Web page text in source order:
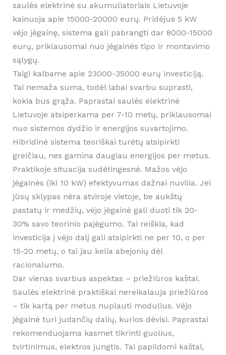
saulės elektrinė su akumuliatoriais Lietuvoje
kainuoja apie 15000-20000 eurų. Pridėjus 5 kW
vėjo jėgainę, sistema gali pabrangti dar 8000-15000
eurų, priklausomai nuo jėgainės tipo ir montavimo
sąlygų.
Taigi kalbame apie 23000-35000 eurų investiciją.
Tai nemaža suma, todėl labai svarbu suprasti,
kokia bus grąža. Paprastai saulės elektrinė
Lietuvoje atsiperkama per 7-10 metų, priklausomai
nuo sistemos dydžio ir energijos suvartojimo.
Hibridinė sistema teoriškai turėtų atsipirkti
greičiau, nes gamina daugiau energijos per metus.
Praktikoje situacija sudėtingesnė. Mažos vėjo
jėgainės (iki 10 kW) efektyvumas dažnai nuvilia. Jei
jūsų sklypas nėra atviroje vietoje, be aukštų
pastatų ir medžių, vėjo jėgainė gali duoti tik 20-
30% savo teorinio pajėgumo. Tai reiškia, kad
investicija į vėjo dalį gali atsipirkti ne per 10, o per
15-20 metų, o tai jau kelia abejonių dėl
racionalumo.
Dar vienas svarbus aspektas – priežiūros kaštai.
Saulės elektrinė praktiškai nereikalauja priežiūros
– tik kartą per metus nuplauti modulius. Vėjo
jėgainė turi judančių dalių, kurios dėvisi. Paprastai
rekomenduojama kasmet tikrinti guolius,
tvirtinimus, elektros jungtis. Tai papildomi kaštai,